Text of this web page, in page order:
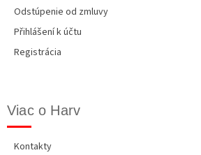
Odstúpenie od zmluvy
Přihlášení k účtu
Registrácia
Viac o Harv
Kontakty